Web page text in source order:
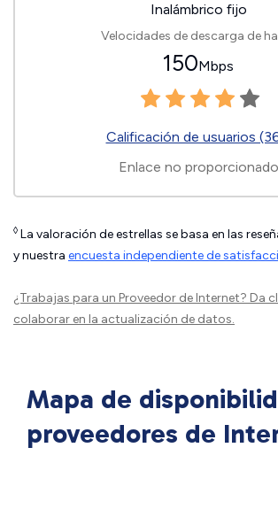
Inalámbrico fijo
Velocidades de descarga de
150Mbps
Calificación de usuarios
Enlace no proporcionado
◊ La valoración de estrellas se basa en las
y nuestra encuesta independiente de
¿Trabajas para un Proveedor de Internet? Da
colaborar en la actualización de datos.
Mapa de
proveedores de